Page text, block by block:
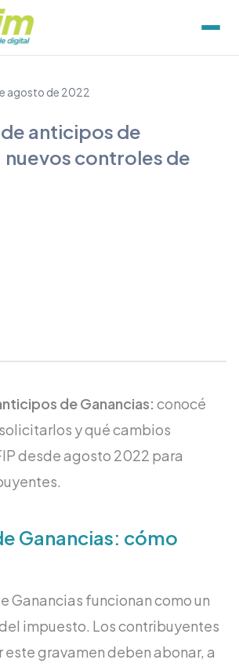
agosto de 2022
anticipos de
nuevos controles de
de Ganancias: conocé
y qué cambios
desde agosto 2022 para
Ganancias: cómo
Ganancias funcionan como un
impuesto. Los contribuyentes
gravamen deben abonar, a